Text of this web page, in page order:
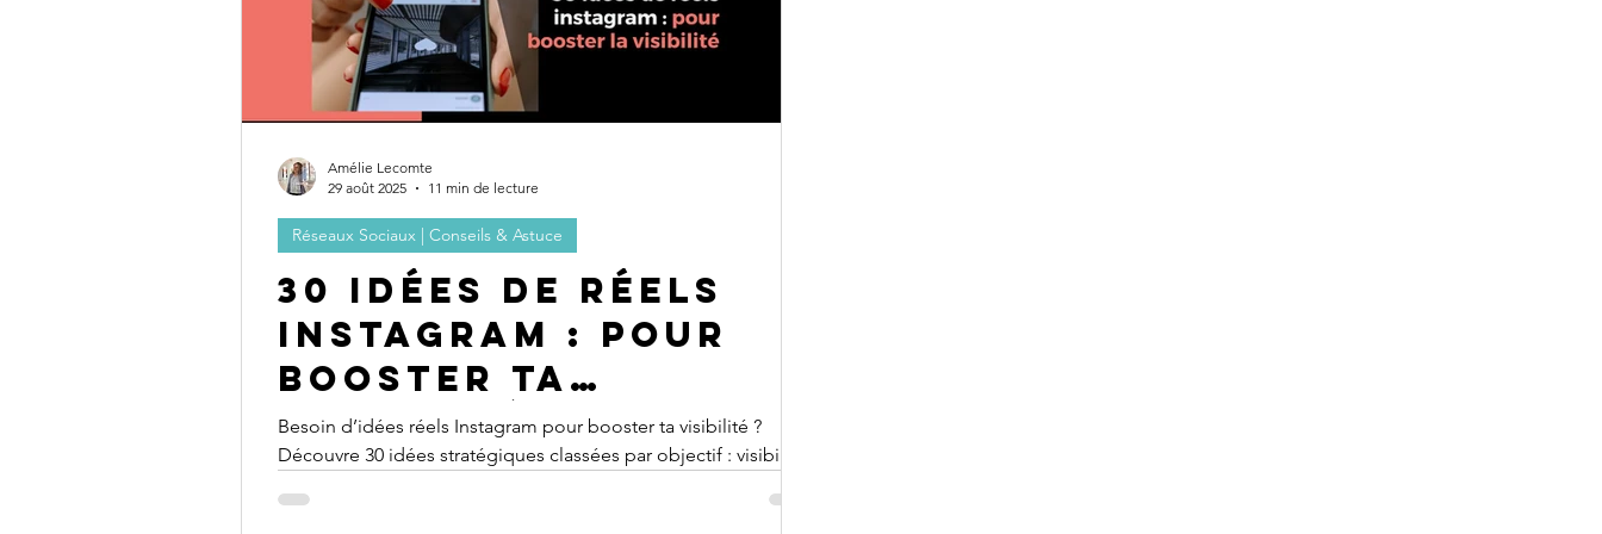
30 idées de Réels
Instagram : pour
booster ta
visibilité
Besoin d’idées réels Instagram pour booster ta visibilité ?
Découvre 30 idées stratégiques classées par objectif : visibilité,
Réseaux Sociaux | Conseils & Astuce
Amélie Lecomte
29 août 2025
11 min de lecture